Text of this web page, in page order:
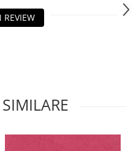
REVIEW